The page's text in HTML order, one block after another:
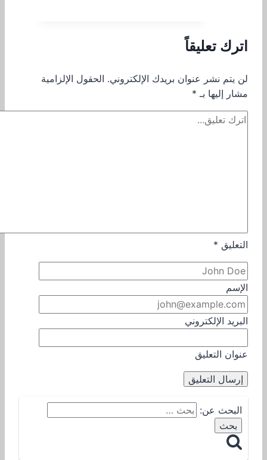
اترك تعليقاً
لن يتم نشر عنوان بريدك الإلكتروني. الحقول الإلزامية
مشار إليها بـ *
التعليق *
الإسم
البريد الإلكتروني
عنوان التعليق
البحث عن: